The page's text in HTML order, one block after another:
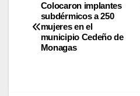
Colocaron implantes
subdérmicos a 250
mujeres en el
municipio Cedeño de
Monagas